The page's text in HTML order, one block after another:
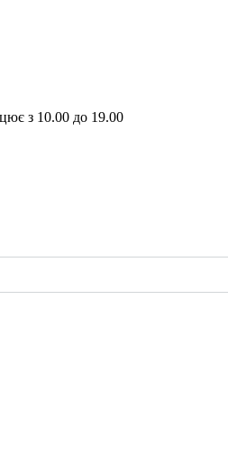
з 10.00 до 19.00